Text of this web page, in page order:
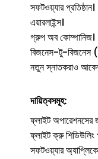
সফটওয়্যার প্রতিষ্ঠান।
এয়ারলাইন্স।
গ্রুপ অব কোম্পানিজ।
বিজনেস-টু-বিজনেস
নতুন স্নাতকরাও
দায়িত্বসমূহ:
ফ্লাইট অপারেশনসের
ফ্লাইট ক্রু শিডিউলিং
সফটওয়্যার